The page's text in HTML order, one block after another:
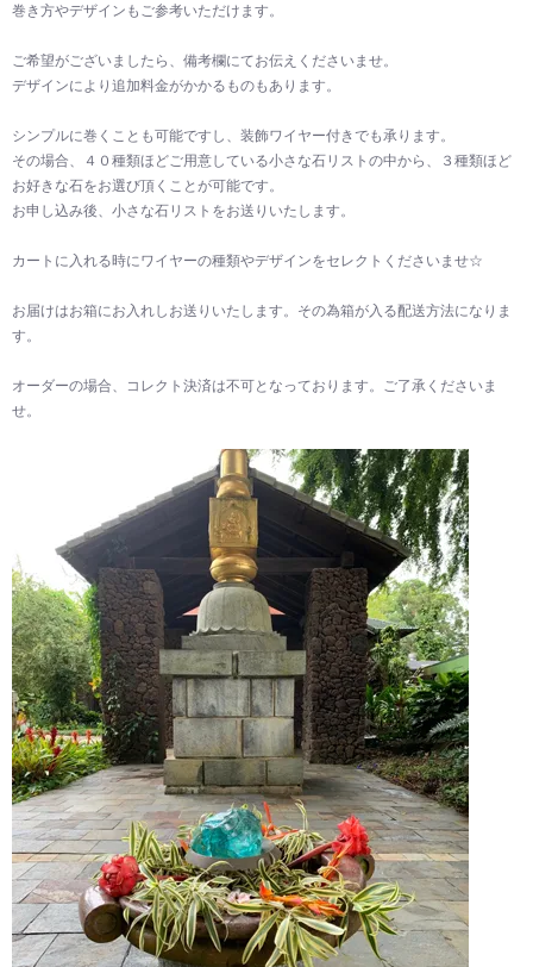
巻き方やデザインもご参考いただけます。
ご希望がございましたら、備考欄にてお伝えくださいませ。
デザインにより追加料金がかかるものもあります。
シンプルに巻くことも可能ですし、装飾ワイヤー付きでも承ります。
その場合、４０種類ほどご用意している小さな石リストの中から、３種類ほど
お好きな石をお選び頂くことが可能です。
お申し込み後、小さな石リストをお送りいたします。
カートに入れる時にワイヤーの種類やデザインをセレクトくださいませ☆
お届けはお箱にお入れしお送りいたします。その為箱が入る配送方法になりま
す。
オーダーの場合、コレクト決済は不可となっております。ご了承くださいま
せ。